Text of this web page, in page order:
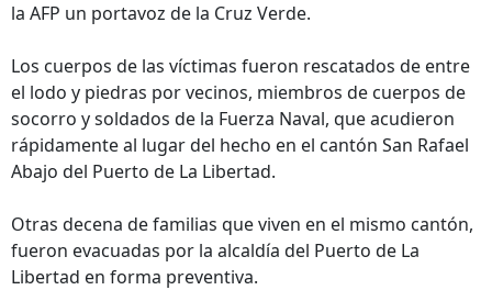
la AFP un portavoz de la Cruz Verde.
Los cuerpos de las víctimas fueron rescatados de entre
el lodo y piedras por vecinos, miembros de cuerpos de
socorro y soldados de la Fuerza Naval, que acudieron
rápidamente al lugar del hecho en el cantón San Rafael
Abajo del Puerto de La Libertad.
Otras decena de familias que viven en el mismo cantón,
fueron evacuadas por la alcaldía del Puerto de La
Libertad en forma preventiva.